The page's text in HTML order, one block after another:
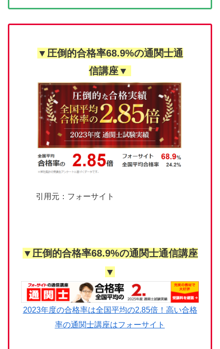
▼圧倒的合格率68.9%の通関士通
信講座▼
引用元：フォーサイト
▼圧倒的合格率68.9%の通関士通信講座
▼
2023年度の合格率は全国平均の2.85倍！高い合格
率の通関士講座はフォーサイト